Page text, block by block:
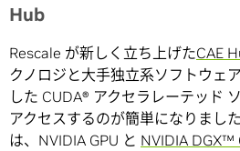
Hub
Rescale が新しく立ち上げたCAE
クノロジと大手独立系ソフトウェ
した CUDA® アクセラレーテッド
アクセスするのが簡単になりまし
は、NVIDIA GPU と NVIDIA DGX™